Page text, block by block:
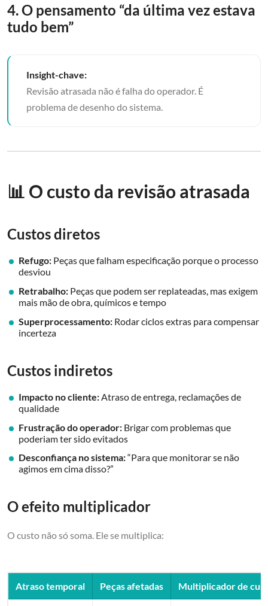
4. O pensamento “da última vez estava
tudo bem”
Insight-chave:
Revisão atrasada não é falha do operador. É
problema de desenho do sistema.
📊 O custo da revisão atrasada
Custos diretos
Refugo: Peças que falham especificação porque o processo
desviou
Retrabalho: Peças que podem ser replateadas, mas exigem
mais mão de obra, químicos e tempo
Superprocessamento: Rodar ciclos extras para compensar
incerteza
Custos indiretos
Impacto no cliente: Atraso de entrega, reclamações de
qualidade
Frustração do operador: Brigar com problemas que
poderiam ter sido evitados
Desconfiança no sistema:“Para que monitorar se não
agimos em cima disso?”
O efeito multiplicador
O custo não só soma. Ele se multiplica:
Atraso temporal Peças afetadas Multiplicador de